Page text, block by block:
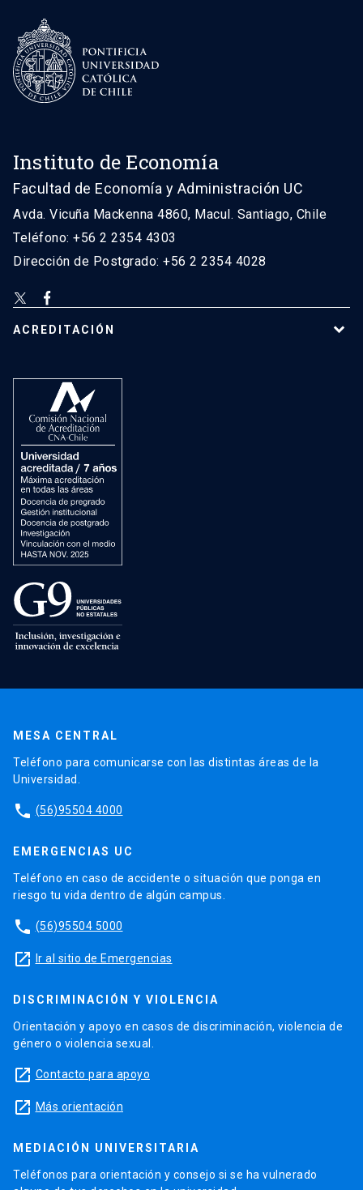
Instituto de Economía
Facultad de Economía y Administración UC
Avda. Vicuña Mackenna 4860, Macul. Santiago, Chile
Teléfono: +56 2 2354 4303
Dirección de Postgrado: +56 2 2354 4028
ACREDITACIÓN
MESA CENTRAL
Teléfono para comunicarse con las distintas áreas de la
Universidad.
phone (56)95504 4000
EMERGENCIAS UC
Teléfono en caso de accidente o situación que ponga en
riesgo tu vida dentro de algún campus.
phone (56)95504 5000
launch Ir al sitio de Emergencias
DISCRIMINACIÓN Y VIOLENCIA
Orientación y apoyo en casos de discriminación, violencia de
género o violencia sexual.
launch Contacto para apoyo
launch Más orientación
MEDIACIÓN UNIVERSITARIA
Teléfonos para orientación y consejo si se ha vulnerado